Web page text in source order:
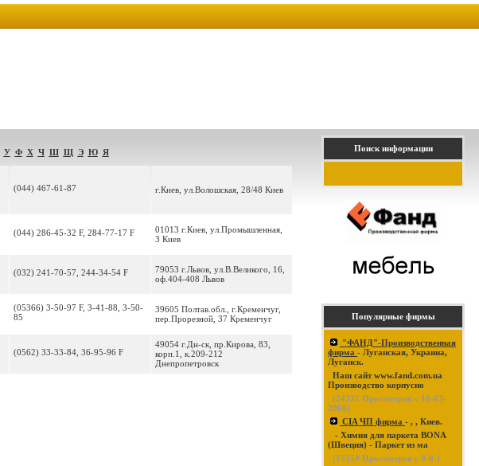
У Ф Х Ч Ш Щ Э Ю Я
(044) 467-61-87 г.Киев, ул.Волошская, 28/48 Киев
(044) 286-45-32 F, 284-77-17 F
01013 г.Киев, ул.Промышленная,
3 Киев
(032) 241-70-57, 244-34-54 F
79053 г.Львов, ул.В.Великого, 16,
оф.404-408 Львов
(05366) 3-50-97 F, 3-41-88, 3-50-
85
39605 Полтав.обл., г.Кременчуг,
пер.Прорезной, 37 Кременчуг
(0562) 33-33-84, 36-95-96 F
49054 г.Дн-ск, пр.Кирова, 83,
корп.1, к.209-212
Днепропетровск
Поиск информации
Популярные фирмы
"ФАНД"-Производственная
фирма - Луганская, Украина,
Луганск.
Наш сайт www.fand.com.ua
Производство корпусно
(24332 Просмотров с 10-03-
2008)
CIA ЧП фирма - , , Киев.
- Химия для паркета BONA
(Швеция) - Паркет из ма
(15359 Просмотров с 0-0-)